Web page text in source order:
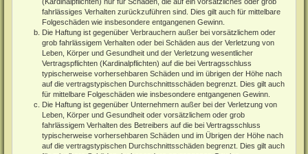
fahrlässiges Verhalten zurückzuführen sind. Dies gilt auch für mittelbare
Folgeschäden wie insbesondere entgangenen Gewinn.
Die Haftung ist gegenüber Verbrauchern außer bei vorsätzlichem oder
grob fahrlässigem Verhalten oder bei Schäden aus der Verletzung von
Leben, Körper und Gesundheit und der Verletzung wesentlicher
Vertragspflichten (Kardinalpflichten) auf die bei Vertragsschluss
typischerweise vorhersehbaren Schäden und im übrigen der Höhe nach
auf die vertragstypischen Durchschnittsschäden begrenzt. Dies gilt auch
für mittelbare Folgeschäden wie insbesondere entgangenen Gewinn.
Die Haftung ist gegenüber Unternehmern außer bei der Verletzung von
Leben, Körper und Gesundheit oder vorsätzlichem oder grob
fahrlässigem Verhalten des Betreibers auf die bei Vertragsschluss
typischerweise vorhersehbaren Schäden und im Übrigen der Höhe nach
auf die vertragstypischen Durchschnittsschäden begrenzt. Dies gilt auch